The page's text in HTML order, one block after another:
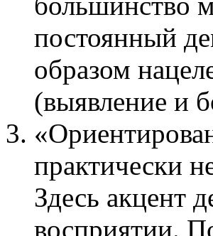
постоянный
образом
(выявление и
практически
Здесь акцент
восприятии.